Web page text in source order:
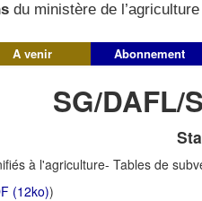
du ministère de
A venir Abonnement
SG/DAFL/
à l'agriculture- Tables de
(12ko))